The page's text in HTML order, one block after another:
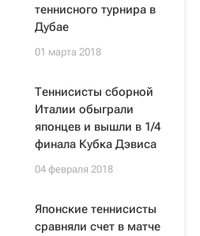
теннисного турнира в
Дубае
01 марта 2018
Теннисисты сборной
Италии обыграли
японцев и вышли в 1/4
финала Кубка Дэвиса
04 февраля 2018
Японские теннисисты
сравняли счет в матче